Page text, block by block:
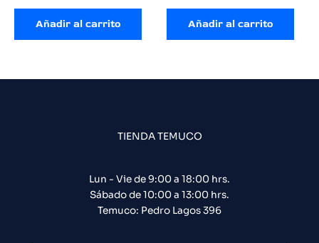
Añadir al carrito Añadir al carrito
TIENDA TEMUCO
Lun - Vie de 9:00 a 18:00 hrs.
Sábado de 10:00 a 13:00 hrs.
Temuco: Pedro Lagos 396